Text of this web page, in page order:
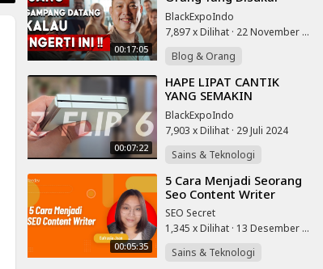
00:17:05
Uang & Rejeki (Bukan
Pesugihan)
BlackExpoIndo
7,897 x Dilihat · 22 November 2025
Blog & Orang
00:07:22
⁣HAPE LIPAT CANTIK
YANG SEMAKIN
MENARIK! - Samsung
Galaxy Z Flip 6
BlackExpoIndo
7,903 x Dilihat · 29 Juli 2024
Sains & Teknologi
00:05:35
⁣5 Cara Menjadi Seorang
Seo Content Writer
SEO Secret
1,345 x Dilihat · 13 Desember 2022
Sains & Teknologi